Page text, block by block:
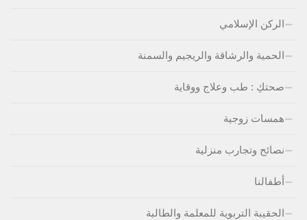
الركن الإسلامي
الحمية والرشاقة والريجيم والسمنة
صحتكِ : طب وعلاج ووقاية
همسات زوجية
نصائح وتجارب منزلية
أطفالنا
الحقيبة التربوية للمعلمة والطالبة